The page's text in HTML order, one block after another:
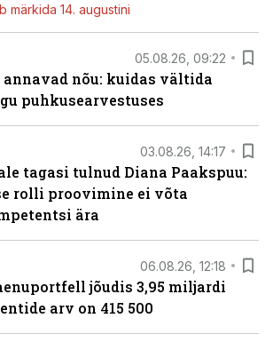
märkida 14. augustini
05.08.26, 09:22
nõu: kuidas vältida
puhkusearvestuses
03.08.26, 14:17
tagasi tulnud Diana Paakspuu:
rolli proovimine ei võta
ära
06.08.26, 12:18
jõudis 3,95 miljardi
arv on 415 500